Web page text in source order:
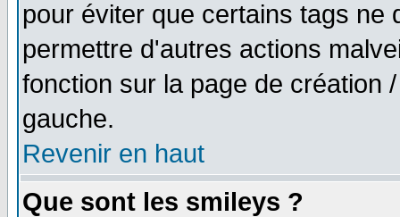
pour éviter que certains tags ne
permettre d'autres actions
fonction sur la page de création
gauche.
Revenir en haut
Que sont les smileys ?